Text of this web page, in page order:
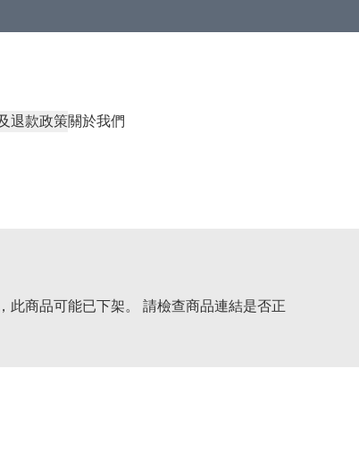
退款政策關於我們
此商品可能已下架。 請檢查商品連結是否正